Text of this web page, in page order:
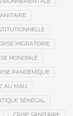
MIGRATOIRE
MONDIALE
PANDÉMIQUE
AU MALI
SÉNÉGAL
CRISE SANITAIRE